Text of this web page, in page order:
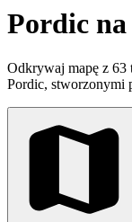
Pordic
Odkrywaj mapę z 63
Pordic, stworzonymi